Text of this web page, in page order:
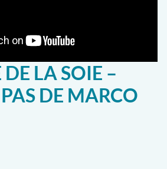
LA SOIE –
DE MARCO